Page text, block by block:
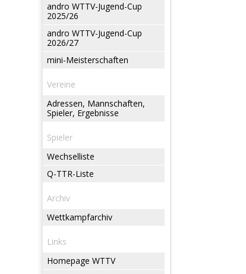
andro WTTV-Jugend-Cup
2025/26
andro WTTV-Jugend-Cup
2026/27
mini-Meisterschaften
Vereine
Adressen, Mannschaften,
Spieler, Ergebnisse
Spieler
Wechselliste
Q-TTR-Liste
Archiv
Wettkampfarchiv
Links
Homepage WTTV